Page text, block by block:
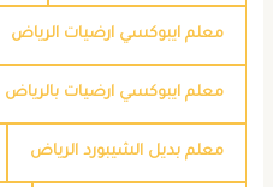
معلم ايبوكسي ارضيات الرياض
معلم ايبوكسي ارضيات بالرياض
معلم بديل الشيبورد الرياض